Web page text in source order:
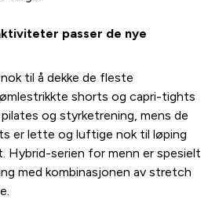
passer de nye
til å dekke de fleste
shorts og capri-tights
og styrketrening, mens de
er lette og luftige nok til løping
Hybrid-serien for menn er spesielt
med kombinasjonen av stretch